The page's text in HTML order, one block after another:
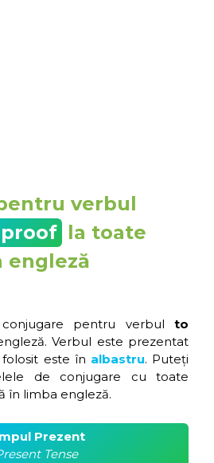
verbul
la toate
pentru verbul to
Verbul este prezentat
folosit este în albastru. Puteți
de conjugare cu toate
în limba engleză.
Prezent
Tense